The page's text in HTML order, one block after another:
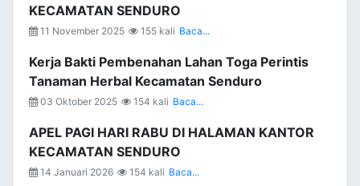
KECAMATAN SENDURO
11 November 2025 155 kali Baca...
Kerja Bakti Pembenahan Lahan Toga Perintis
Tanaman Herbal Kecamatan Senduro
03 Oktober 2025 154 kali Baca...
APEL PAGI HARI RABU DI HALAMAN KANTOR
KECAMATAN SENDURO
14 Januari 2026 154 kali Baca...